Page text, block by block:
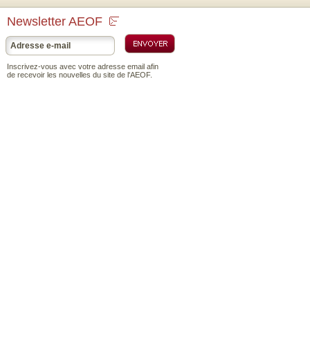
Newsletter AEOF
Inscrivez-vous avec votre adresse email afin
de recevoir les nouvelles du site de l'AEOF.